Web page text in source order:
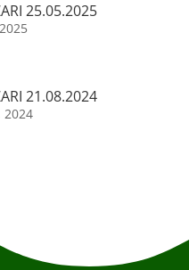
25.05.2025
21.08.2024
2024